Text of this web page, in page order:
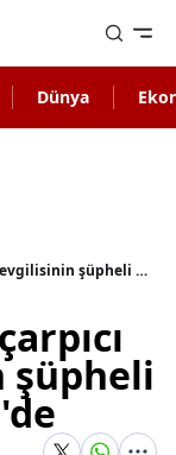
Dünya
Gülistan Doku soruşturmasında çarpıcı detay! Sevgilisinin şüpheli mesajları A Haber'de
şüpheli